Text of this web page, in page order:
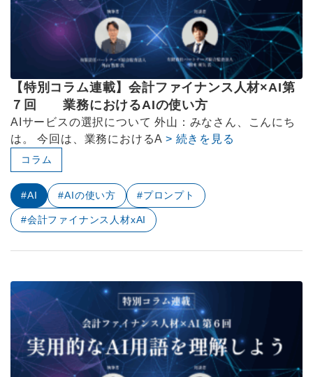
【特別コラム連載】会計ファイナンス人材×AI第
７回 業務におけるAIの使い方
AIサービスの選択について 外山：みなさん、こんにち
は。 今回は、業務におけるA > 続きを見る
コラム
#AI #AIの使い方 #プロンプト
#会計ファイナンス人材xAI